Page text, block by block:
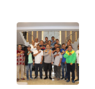
WN
JAKARTA
WN